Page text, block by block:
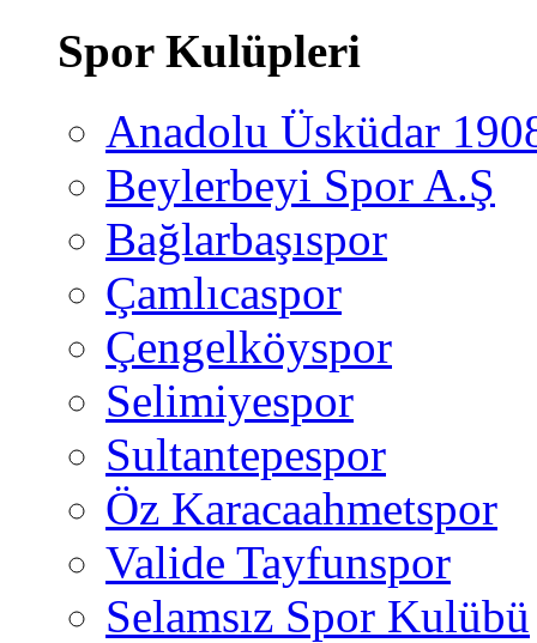
Spor Kulüpleri
Anadolu Üsküdar
Beylerbeyi Spor A.Ş
Bağlarbaşıspor
Çamlıcaspor
Çengelköyspor
Selimiyespor
Sultantepespor
Öz Karacaahmetspor
Valide Tayfunspor
Selamsız Spor Kulübü